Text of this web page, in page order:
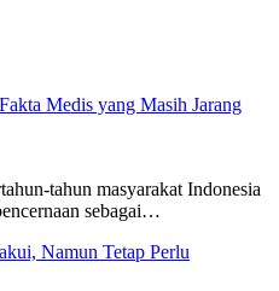
Medis yang Masih Jarang
tahun masyarakat Indonesia
sebagai…
Namun Tetap Perlu